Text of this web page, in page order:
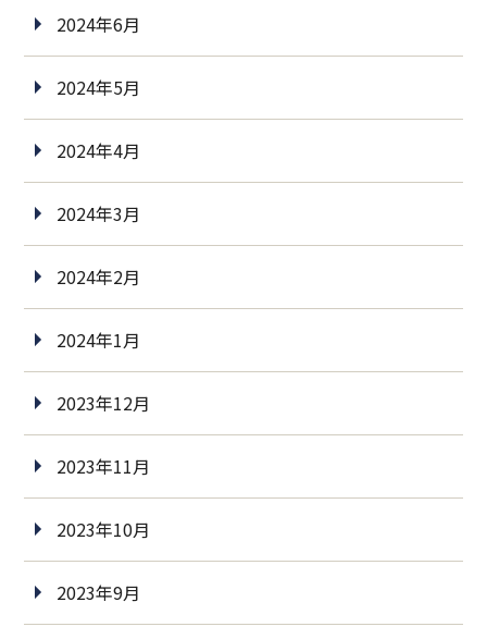
2024年6月
2024年5月
2024年4月
2024年3月
2024年2月
2024年1月
2023年12月
2023年11月
2023年10月
2023年9月